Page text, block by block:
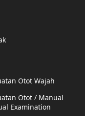
Otot Wajah
Otot / Manual
Examination